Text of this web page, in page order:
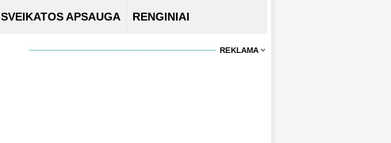
SVEIKATOS APSAUGA RENGINIAI
REKLAMA